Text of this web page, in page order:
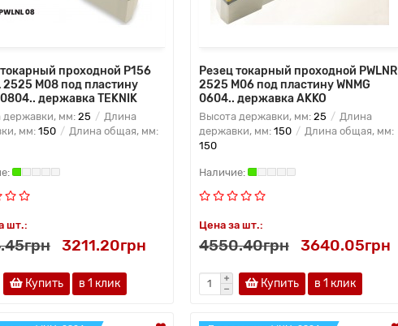
проходной P156
2525 M08 под пластину
0804.. державка TEKNIK
державки, мм: 25
Длина
мм: 150 Длина общая, мм:
шт.:
3211.20грн
Купить в 1 клик
Резец токарный проходной PWLNR
2525 M06 под пластину WNMG
0604.. державка AKKO
Высота державки, мм: 25
Длина
державки, мм: 150
Длина общая, мм:
150
Цена за шт.:
4550.40грн 3640.05грн
Купить в 1 клик